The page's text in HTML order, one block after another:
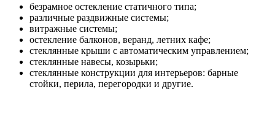
безрамное остекление статичного типа;
различные раздвижные системы;
витражные системы;
остекление балконов, веранд, летних кафе;
стеклянные крыши с автоматическим управлением;
стеклянные навесы, козырьки;
стеклянные конструкции для интерьеров: барные
стойки, перила, перегородки и другие.